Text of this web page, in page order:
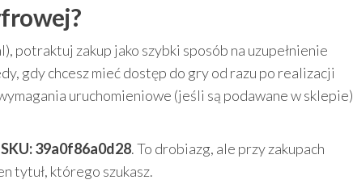
zakup jako szybki sposób na uzupełnienie
gdy chcesz mieć dostęp do gry od razu po realizacji
uruchomieniowe (jeśli są podawane w sklepie)
SKU: 39a0f86a0d28. To drobiazg, ale przy zakupach
tytuł, którego szukasz.